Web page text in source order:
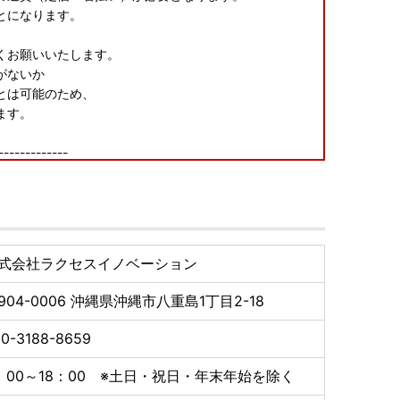
なります。
願いいたします。
ないか
可能のため、
。
会社ラクセスイノベーション
0006 沖縄県沖縄市八重島1丁目2-18
3188-8659
00～18：00 ※土日・祝日・年末年始を除く